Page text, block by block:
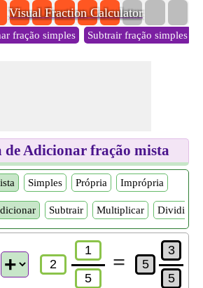
Visual Fraction Calculator
fração simples Subtrair fração simples
de Adicionar fração mista
Simples Própria Imprópria
Subtrair Multiplicar Dividir
=